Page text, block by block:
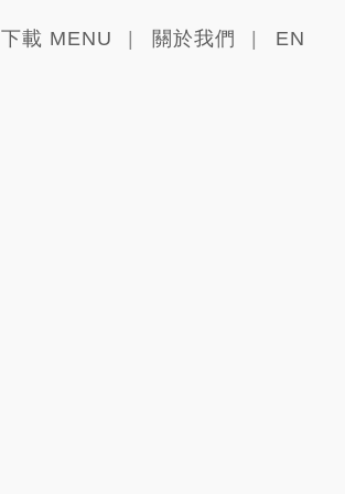
下載 MENU 關於我們 EN